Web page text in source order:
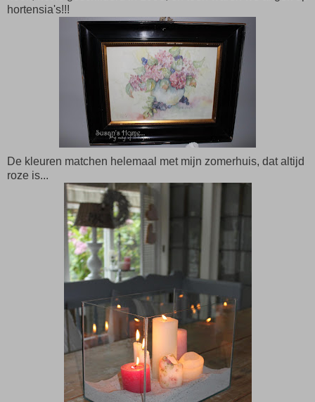
hortensia's!!!
De kleuren matchen helemaal met mijn zomerhuis, dat altijd
roze is...